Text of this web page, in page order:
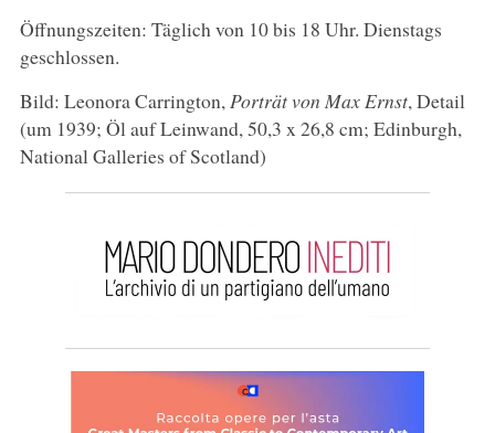
Öffnungszeiten: Täglich von 10 bis 18 Uhr. Dienstags
geschlossen.
Bild: Leonora Carrington, Porträt von Max Ernst, Detail
(um 1939; Öl auf Leinwand, 50,3 x 26,8 cm; Edinburgh,
National Galleries of Scotland)